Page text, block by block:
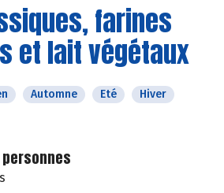
farines
et lait végétaux
Automne Eté
Hiver
personnes